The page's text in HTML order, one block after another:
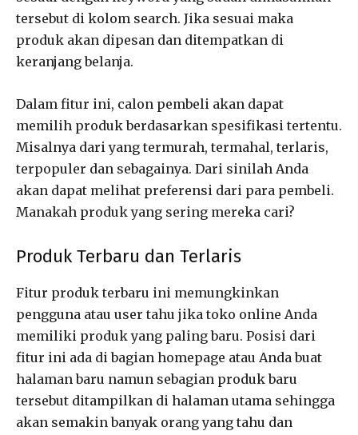
tersebut di kolom search. Jika sesuai maka
produk akan dipesan dan ditempatkan di
keranjang belanja.
Dalam fitur ini, calon pembeli akan dapat
memilih produk berdasarkan spesifikasi tertentu.
Misalnya dari yang termurah, termahal, terlaris,
terpopuler dan sebagainya. Dari sinilah Anda
akan dapat melihat preferensi dari para pembeli.
Manakah produk yang sering mereka cari?
Produk Terbaru dan Terlaris
Fitur produk terbaru ini memungkinkan
pengguna atau user tahu jika toko online Anda
memiliki produk yang paling baru. Posisi dari
fitur ini ada di bagian homepage atau Anda buat
halaman baru namun sebagian produk baru
tersebut ditampilkan di halaman utama sehingga
akan semakin banyak orang yang tahu dan